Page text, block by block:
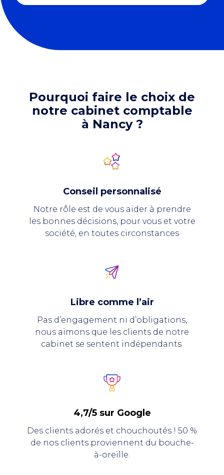
Pourquoi faire le choix de
notre cabinet comptable
à Nancy ?
Conseil personnalisé
Notre rôle est de vous aider à prendre
les bonnes décisions, pour vous et votre
société, en toutes circonstances
Libre comme l’air
Pas d’engagement ni d’obligations,
nous aimons que les clients de notre
cabinet se sentent indépendants.
4,7/5 sur Google
Des clients adorés et chouchoutés ! 50 %
de nos clients proviennent du bouche-
à-oreille.